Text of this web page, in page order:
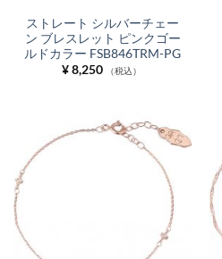
ストレート シルバーチェー
ン ブレスレット ピンクゴー
ルドカラー FSB846TRM-PG
¥8,250 （税込）